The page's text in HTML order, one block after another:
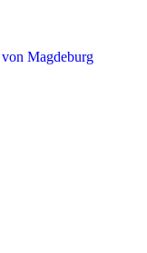
Magdeburg